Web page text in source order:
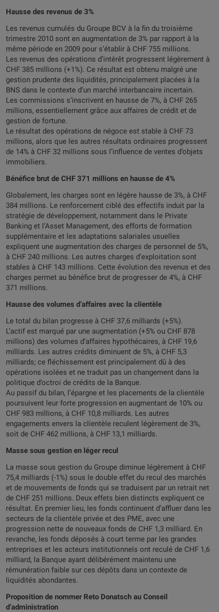
Hausse des revenus de 3%
Les revenus cumulés du Groupe BCV à la fin du troisième
trimestre 2010 sont en augmentation de 3% par rapport à la
même période en 2009 pour s’établir à CHF 755 millions.
Les revenus des opérations d’intérêt progressent légèrement à
CHF 385 millions (+1%). Ce résultat est obtenu malgré une
gestion prudente des liquidités, principalement placées à la
BNS dans le contexte d’un marché interbancaire incertain.
Les commissions s’inscrivent en hausse de 7%, à CHF 265
millions, essentiellement grâce aux affaires de crédit et de
gestion de fortune.
Le résultat des opérations de négoce est stable à CHF 73
millions, alors que les autres résultats ordinaires progressent
de 14% à CHF 32 millions sous l’influence de ventes d’objets
immobiliers.
Bénéfice brut de CHF 371 millions en hausse de 4%
Globalement, les charges sont en légère hausse de 3%, à CHF
384 millions. Le renforcement ciblé des effectifs induit par la
stratégie de développement, notamment dans le Private
Banking et l’Asset Management, des efforts de formation
supplémentaire et les adaptations salariales usuelles
expliquent une augmentation des charges de personnel de 5%,
à CHF 240 millions. Les autres charges d’exploitation sont
stables à CHF 143 millions. Cette évolution des revenus et des
charges permet au bénéfice brut de progresser de 4%, à CHF
371 millions.
Hausse des volumes d’affaires avec la clientèle
Le total du bilan progresse à CHF 37,6 milliards (+5%).
L’actif est marqué par une augmentation (+5% ou CHF 878
millions) des volumes d’affaires hypothécaires, à CHF 19,6
milliards. Les autres crédits diminuent de 5%, à CHF 5,3
milliards; ce fléchissement est principalement dû à des
opérations isolées et ne traduit pas un changement dans la
politique d’octroi de crédits de la Banque.
Au passif du bilan, l’épargne et les placements de la clientèle
poursuivent leur forte progression en augmentant de 10% ou
CHF 983 millions, à CHF 10,8 milliards. Les autres
engagements envers la clientèle reculent légèrement de 3%,
soit de CHF 462 millions, à CHF 13,1 milliards.
Masse sous gestion en léger recul
La masse sous gestion du Groupe diminue légèrement à CHF
75,4 milliards (-1%) sous le double effet du recul des marchés
et de mouvements de fonds qui se traduisent par un retrait net
de CHF 251 millions. Deux effets bien distincts expliquent ce
résultat. En premier lieu, les fonds continuent d’affluer dans les
secteurs de la clientèle privée et des PME, avec une
progression nette de nouveaux fonds de CHF 1,3 milliard. En
revanche, les fonds déposés à court terme par les grandes
entreprises et les acteurs institutionnels ont reculé de CHF 1,6
milliard, la Banque ayant délibérément maintenu une
rémunération faible sur ces dépôts dans un contexte de
liquidités abondantes.
Proposition de nommer Reto Donatsch au Conseil
d’administration